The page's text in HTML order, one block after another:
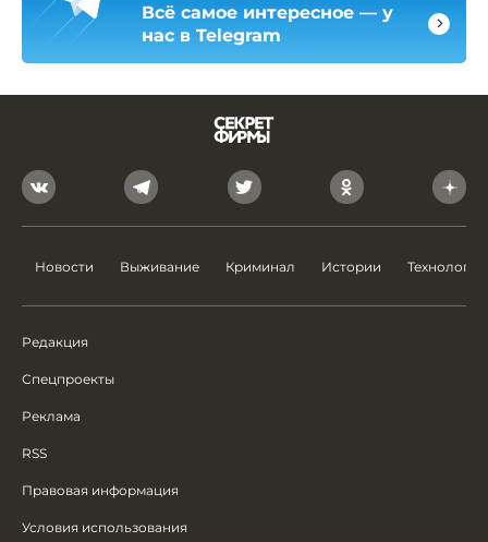
Всё самое интересное — у
нас в Telegram
Новости Выживание Криминал Истории Технологии
Редакция
Спецпроекты
Реклама
RSS
Правовая информация
Условия использования